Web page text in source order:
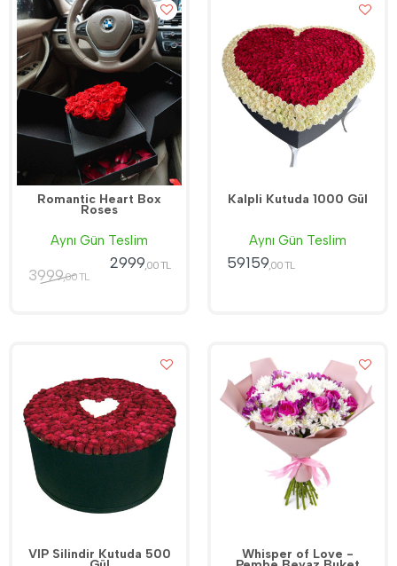
Romantic Heart Box
Roses
Aynı Gün Teslim
3999,00 TL
2999,00 TL
Kalpli Kutuda 1000 Gül
Aynı Gün Teslim
59159,00 TL
VIP Silindir Kutuda 500 Whisper of Love -